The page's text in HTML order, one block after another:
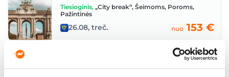
Tiesioginis, „City break“, Šeimoms, Poroms,
Pažintinės
26.08, treč. nuo 153 €